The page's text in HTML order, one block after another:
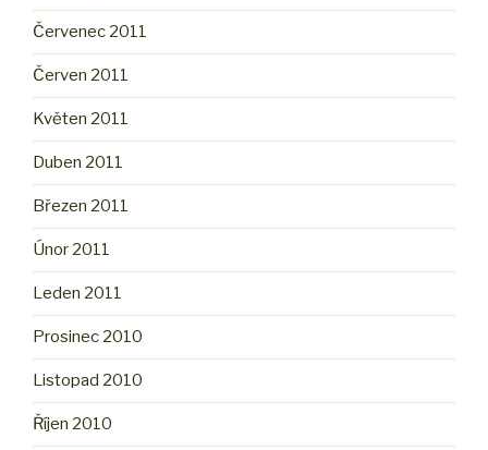
Červenec 2011
Červen 2011
Květen 2011
Duben 2011
Březen 2011
Únor 2011
Leden 2011
Prosinec 2010
Listopad 2010
Říjen 2010